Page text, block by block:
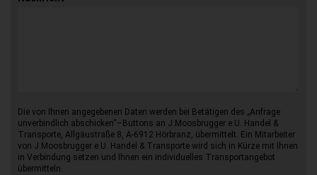
Die von Ihnen angegebenen Daten werden bei Betätigen des „Anfrage
unverbindlich abschicken“–Buttons an J.Moosbrugger e.U. Handel &
Transporte, Allgäustraße 8, A-6912 Hörbranz, übermittelt. Ein Mitarbeiter
von J.Moosbrugger e.U. Handel & Transporte wird sich in Kürze mit Ihnen
in Verbindung setzen und Ihnen ein individuelles Transportangebot
übermitteln.